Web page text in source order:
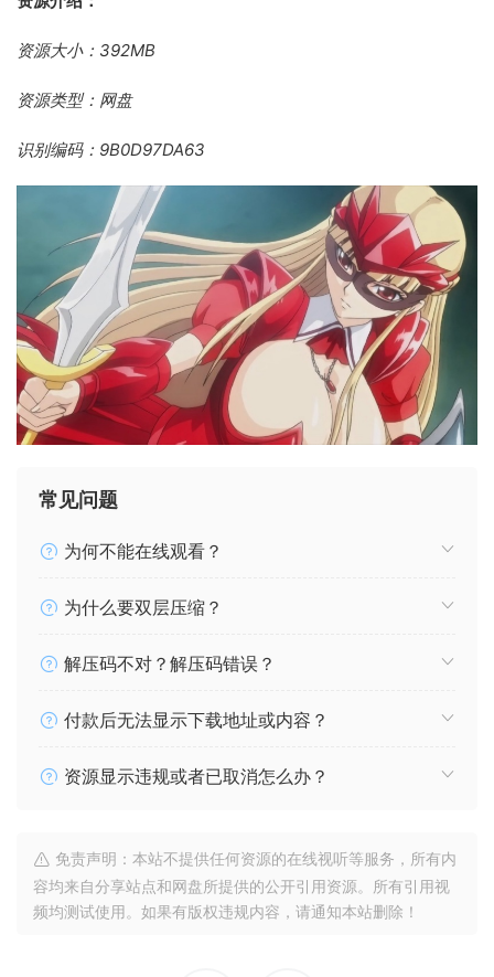
资源大小：392MB
资源类型：网盘
识别编码：9B0D97DA63
常见问题
为何不能在线观看？
为什么要双层压缩？
解压码不对？解压码错误？
付款后无法显示下载地址或内容？
资源显示违规或者已取消怎么办？
免责声明：本站不提供任何资源的在线视听等服务，所有内
容均来自分享站点和网盘所提供的公开引用资源。所有引用视
频均测试使用。如果有版权违规内容，请通知本站删除！